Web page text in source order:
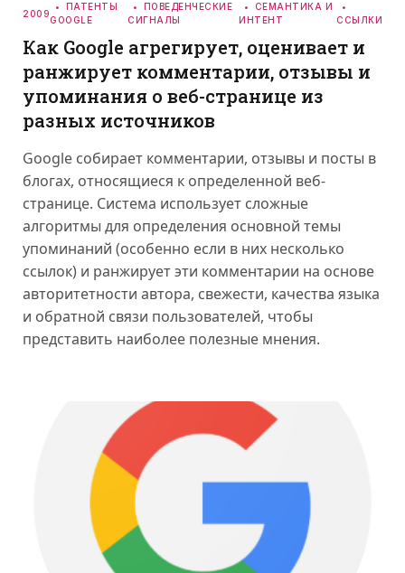
2009
ПАТЕНТЫ
GOOGLE
ПОВЕДЕНЧЕСКИЕ
СИГНАЛЫ
СЕМАНТИКА И
ИНТЕНТ
ССЫЛКИ
Как Google агрегирует, оценивает и
ранжирует комментарии, отзывы и
упоминания о веб-странице из
разных источников
Google собирает комментарии, отзывы и посты в
блогах, относящиеся к определенной веб-
странице. Система использует сложные
алгоритмы для определения основной темы
упоминаний (особенно если в них несколько
ссылок) и ранжирует эти комментарии на основе
авторитетности автора, свежести, качества языка
и обратной связи пользователей, чтобы
представить наиболее полезные мнения.